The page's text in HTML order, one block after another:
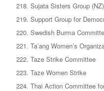
Sujata Sisters Group (NZ)
Support Group for
Swedish Burma
Ta’ang Women’s
Taze Strike Committee
Taze Women Strike
Thai Action Committee